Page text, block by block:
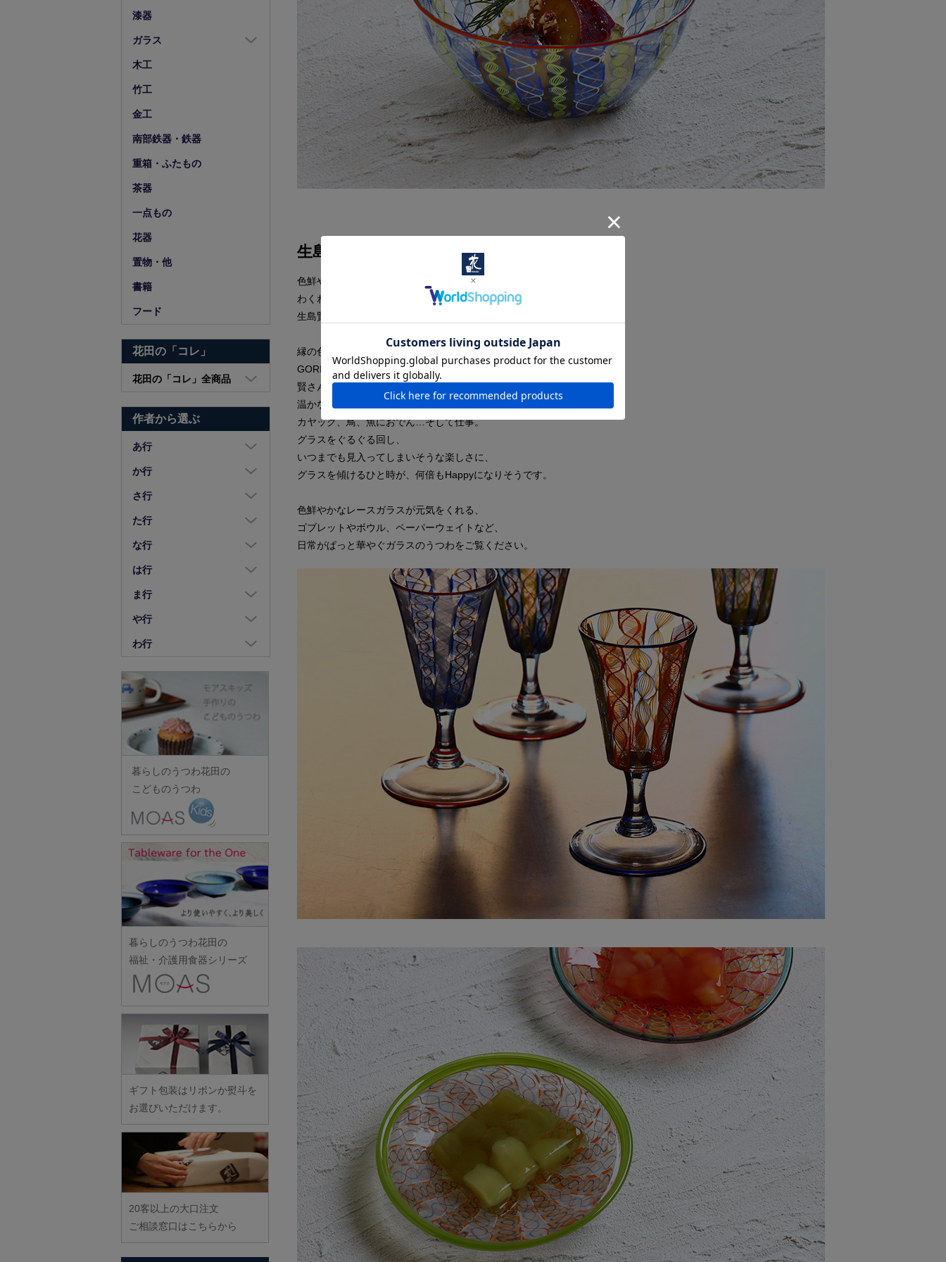
生島賢
色鮮やかなレースガラスを中心に、
わくわくするようなガラスのうつわを作り続ける
生島賢さん。
縁の色ガラスが楽しい、
GORILLA GLASS GARAGE Drinkin' Diaryグラスには
賢さんの日常と自然豊かな伊豆の風景が、
温かな目線とユニークなタッチで描かれています。
カヤック、鳥、魚におでん…そして仕事。
グラスをぐるぐる回し、
いつまでも見入ってしまいそうな楽しさに、
グラスを傾けるひと時が、何倍もHappyになりそうです。
色鮮やかなレースガラスが元気をくれる、
ゴブレットやボウル、ペーパーウェイトなど、
日常がぱっと華やぐガラスのうつわをご覧ください。
箸置
漆器
ガラス
ガラス全商品
グラス
ガラス皿
木工
竹工
金工
南部鉄器・鉄器
重箱・ふたもの
茶器
一点もの
花器
置物・他
書籍
フード
花田の「コレ」
花田の「コレ」全商品
鉢・湯呑・カップ
汁椀・土鍋・折敷
小物・カトラリー
作者から選ぶ
あ行
浅野奈生
苧野直樹
安達和治
天野琴音
荒川真吾
荒賀文成
安齋新・厚子
iiDA Woodturning
伊賀焼土楽
池島直人
池島仁美
生島賢
生島明水
池田大介
石川漆宝堂
石田誠
和泉良法
市川知也
伊藤聡信
伊藤孝英
井銅心平
稲村真耶
井上真梨子
イレヤガラス
岩舘隆（浄法寺）
臼田けい子
鵜藤清
海野裕
浦陽子
遠藤マサヒロ
か行
蠣崎マコト
葛西国太郎
葛西義信
釜定
河上智美
川合孝知
川辺忠
川村宏樹
幹山繁太
季更器窯
岸野寛
北野敏一（犀ノ音窯）
清岡幸道
日下華子
九谷青窯
工藤和彦
クラタペッパー
小泉敦信
こいずみみゆき
枯白 乾喬彰
小寺暁洋
小西晃
小林巧征
小牧広平
小宮崇
近藤幸男
近藤亮介
さ行
坂本達哉
佐川岳彦
佐々木暢子
重田良古
島田まるみ
志村睦彦
城進
新城文香
菅原博之
鈴木亜以
鈴木重孝
鈴木努
鈴木涼子
スナオミガラス
須原健夫
た行
高島慎一
高木剛
高原真由美
竹俣勇壱
タジェール・デ・マエダ
田中あい
田中佐和子
谷永太郎
玉山保男
田村悠
崔在皓
土屋伸顕
滴生舎
土井康治朗
土井宏友
陶房独歩炎
東北巧芸舎
徳永遊心
戸田文浩
富山孝一
土本訓寛・土本久美子
な行
中荒江道子
中尾万作
中川紀夫
長ぶき窯
中町いずみ
中村一也
中村圭
中村幸一郎
d.Tam 中村孝子/桃子
中山孝志
名古路英介
ななかまど
西納三枝
西山芳浩
野口漆工房
野口悦士
は行
橋村大作
長谷川由香
畑中篤
花田
花田(山中・越前・その他の
漆器)
羽生直記
林拓児
原田譲
日高伸治
日高直子
ヒヅミ峠舎
樋山真弓
平岡正弘
平林秀幸
廣野俊彦
廣政毅
ふじい製作所
藤崎均
藤田永子
藤塚光男
古川桜
文吉窯
堀畑蘭
ま行
前田麻美
正木春蔵
松浦コータロー
松浦ナオコ
松葉勇輝
松本郁美
松本優樹
松本良夫
三浦侑子
水垣千悦
水野克俊
みずのみさ
光井威善
三留舞
宮岡麻衣子
宮崎孝彦
三輪周太郎
武曽健一
村田森
村田菜穂美
木工ヤマニ
森知恵子
森悠紀子
森下綾
や行
八木橋昇
山口硝子
山口利枝
山崎葉
山下工芸
山田洋次
山田隆太郎
山中恵介
山本隆博
山本哲也
山本恭代
山本亮平
Yu-ten
雪ノ浦裕一
吉岡将弐
吉田学
米満麻子
わ行
ワダコーヘー
渡辺信史
渡邊心平
暮らしのうつわ花田の
こどものうつわ
暮らしのうつわ花田の
福祉・介護用食器シリーズ
ギフト包装はリボンか熨斗を
お選びいただけます。
20客以上の大口注文
ご相談窓口はこちらから